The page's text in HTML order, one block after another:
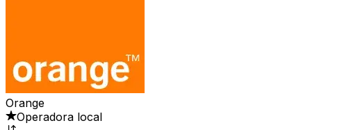
Orange
Operadora local